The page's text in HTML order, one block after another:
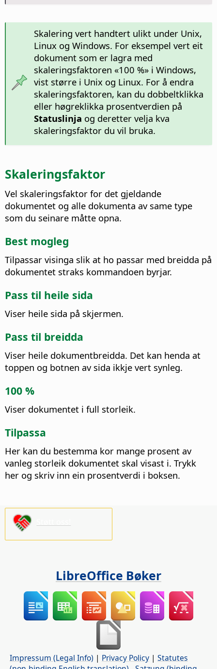
Skalering vert handtert ulikt under Unix,
Linux og Windows. For eksempel vert eit
dokument som er lagra med
skaleringsfaktoren «100 %» i Windows,
vist større i Unix og Linux. For å endra
skaleringsfaktoren, kan du dobbeltklikka
eller høgreklikka prosentverdien på
Statuslinja og deretter velja kva
skaleringsfaktor du vil bruka.
Skaleringsfaktor
Vel skaleringsfaktor for det gjeldande
dokumentet og alle dokumenta av same type
som du seinare måtte opna.
Best mogleg
Tilpassar visinga slik at ho passar med breidda på
dokumentet straks kommandoen byrjar.
Pass til heile sida
Viser heile sida på skjermen.
Pass til breidda
Viser heile dokumentbreidda. Det kan henda at
toppen og botnen av sida ikkje vert synleg.
100 %
Viser dokumentet i full storleik.
Tilpassa
Her kan du bestemma kor mange prosent av
vanleg storleik dokumentet skal visast i. Trykk
her og skriv inn ein prosentverdi i boksen.
LibreOffice Bøker
Impressum (Legal Info) | Privacy Policy | Statutes